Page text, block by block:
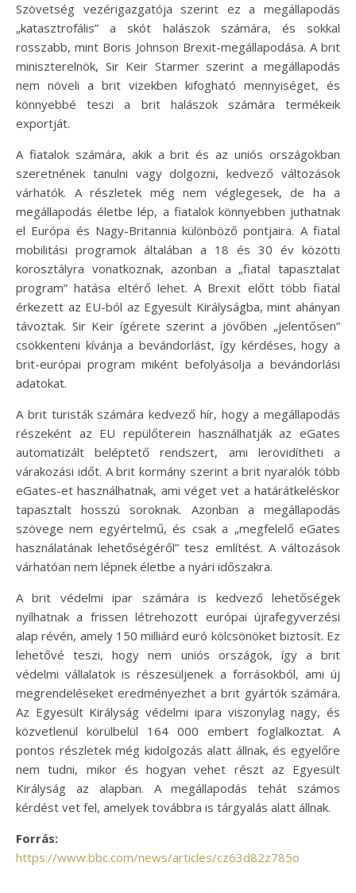
Szövetség vezérigazgatója szerint ez a megállapodás
„katasztrofális” a skót halászok számára, és sokkal
rosszabb, mint Boris Johnson Brexit-megállapodása. A brit
miniszterelnök, Sir Keir Starmer szerint a megállapodás
nem növeli a brit vizekben kifogható mennyiséget, és
könnyebbé teszi a brit halászok számára termékeik
exportját.
A fiatalok számára, akik a brit és az uniós országokban
szeretnének tanulni vagy dolgozni, kedvező változások
várhatók. A részletek még nem véglegesek, de ha a
megállapodás életbe lép, a fiatalok könnyebben juthatnak
el Európa és Nagy-Britannia különböző pontjaira. A fiatal
mobilitási programok általában a 18 és 30 év közötti
korosztályra vonatkoznak, azonban a „fiatal tapasztalat
program” hatása eltérő lehet. A Brexit előtt több fiatal
érkezett az EU-ból az Egyesült Királyságba, mint ahányan
távoztak. Sir Keir ígérete szerint a jövőben „jelentősen”
csökkenteni kívánja a bevándorlást, így kérdéses, hogy a
brit-európai program miként befolyásolja a bevándorlási
adatokat.
A brit turisták számára kedvező hír, hogy a megállapodás
részeként az EU repülőterein használhatják az eGates
automatizált beléptető rendszert, ami lerövidítheti a
várakozási időt. A brit kormány szerint a brit nyaralók több
eGates-et használhatnak, ami véget vet a határátkeléskor
tapasztalt hosszú soroknak. Azonban a megállapodás
szövege nem egyértelmű, és csak a „megfelelő eGates
használatának lehetőségéről” tesz említést. A változások
várhatóan nem lépnek életbe a nyári időszakra.
A brit védelmi ipar számára is kedvező lehetőségek
nyílhatnak a frissen létrehozott európai újrafegyverzési
alap révén, amely 150 milliárd euró kölcsönöket biztosít. Ez
lehetővé teszi, hogy nem uniós országok, így a brit
védelmi vállalatok is részesüljenek a forrásokból, ami új
megrendeléseket eredményezhet a brit gyártók számára.
Az Egyesült Királyság védelmi ipara viszonylag nagy, és
közvetlenül körülbelül 164 000 embert foglalkoztat. A
pontos részletek még kidolgozás alatt állnak, és egyelőre
nem tudni, mikor és hogyan vehet részt az Egyesült
Királyság az alapban. A megállapodás tehát számos
kérdést vet fel, amelyek továbbra is tárgyalás alatt állnak.
Forrás:
https://www.bbc.com/news/articles/cz63d82z785o